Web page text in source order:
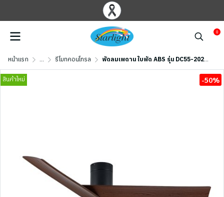
0
หน้าแรก ... รีโมทคอนโทรล พัดลมเพดาน ใบพัด ABS รุ่น DC55-2020-3-NOAK-1 ขนาด 55 นิ้ว สีดำด้าน/โอ๊ค
สินค้าใหม่ -50%